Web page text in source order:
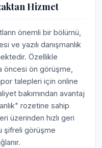
Hizmet
önemli bir bölümü,
yazılı danışmanlık
Özellikle
öncesi ön görüşme,
talepleri için online
bakımından avantaj
rozetine sahip
üzerinden hızlı geri
şifreli görüşme